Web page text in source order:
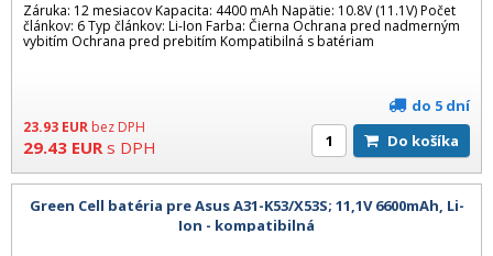
Záruka: 12 mesiacov Kapacita: 4400 mAh Napätie: 10.8V (11.1V) Počet
článkov: 6 Typ článkov: Li-Ion Farba: Čierna Ochrana pred nadmerným
vybitím Ochrana pred prebitím Kompatibilná s batériam
23.93 EUR bez DPH
29.43 EUR s DPH
do 5 dní
Do košíka
Green Cell batéria pre Asus A31-K53/X53S; 11,1V 6600mAh, Li-
Ion - kompatibilná